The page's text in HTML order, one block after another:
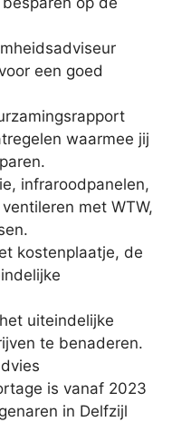
een goed
waarmee jij
infraroodpanelen,
met WTW,
kostenplaatje, de
uiteindelijke
te benaderen.
is vanaf 2023
in Delfzijl